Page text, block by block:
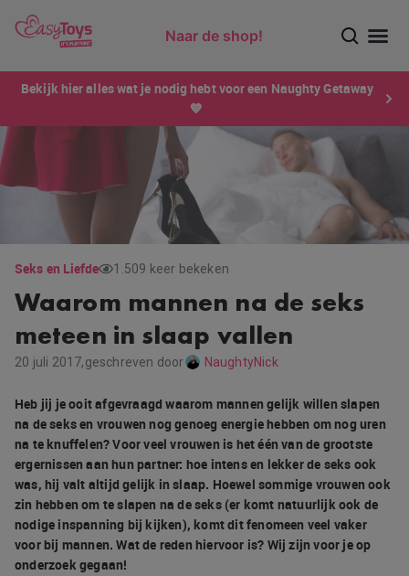
Naar de shop!
Bekijk hier alles wat je nodig hebt voor een Naughty Getaway
💙
Seks en Liefde 1.509 keer bekeken
Waarom mannen na de seks
meteen in slaap vallen
20 juli 2017,geschreven door NaughtyNick
Heb jij je ooit afgevraagd waarom mannen gelijk willen slapen
na de seks en vrouwen nog genoeg energie hebben om nog uren
na te knuffelen? Voor veel vrouwen is het één van de grootste
ergernissen aan hun partner: hoe intens en lekker de seks ook
was, hij valt altijd gelijk in slaap. Hoewel sommige vrouwen ook
zin hebben om te slapen na de seks (er komt natuurlijk ook de
nodige inspanning bij kijken), komt dit fenomeen veel vaker
voor bij mannen. Wat de reden hiervoor is? Wij zijn voor je op
onderzoek gegaan!